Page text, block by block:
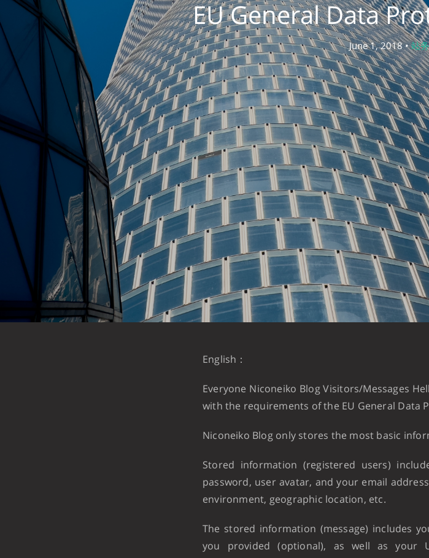
EU General Data
June 1, 2018 •站务
English：
Everyone Niconeiko Blog Visitors/Messages
with the requirements of the EU General Data
Niconeiko Blog only stores the most basic
Stored information (registered users)
password, user avatar, and your email
environment, geographic location, etc.
The stored information (message) includes
you provided (optional), as well as your